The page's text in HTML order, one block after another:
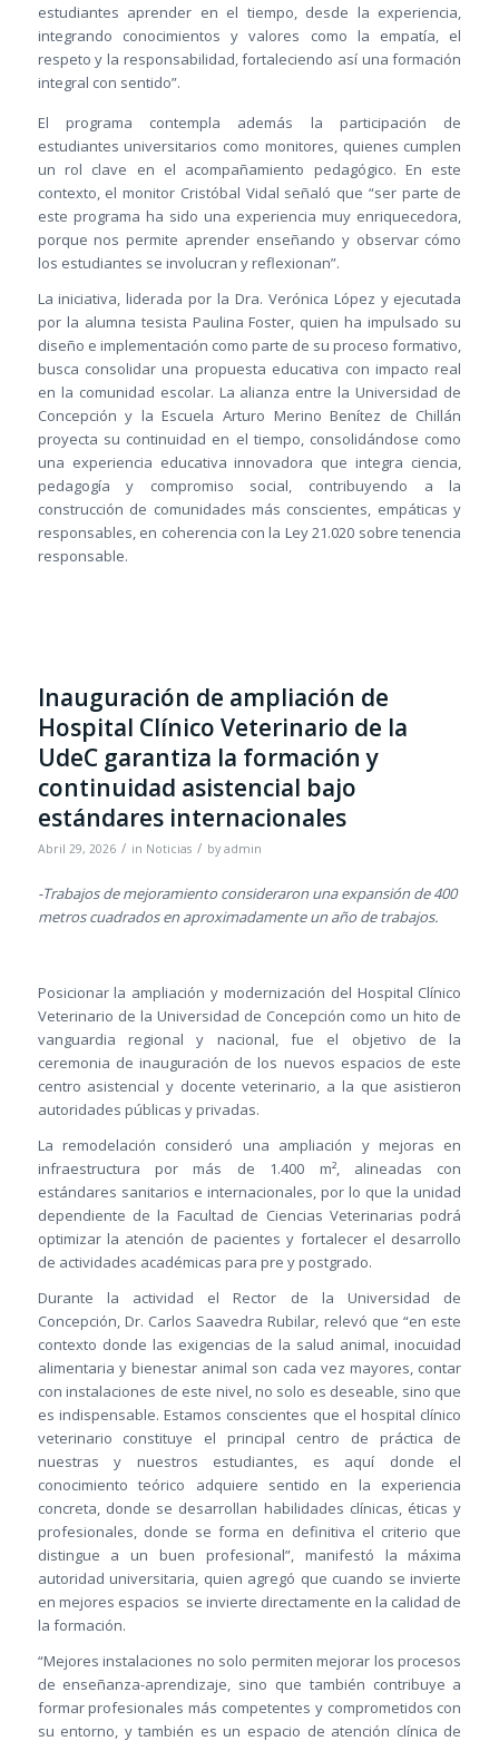
estudiantes aprender en el tiempo, desde la experiencia,
integrando conocimientos y valores como la empatía, el
respeto y la responsabilidad, fortaleciendo así una formación
integral con sentido”.
El programa contempla además la participación de
estudiantes universitarios como monitores, quienes cumplen
un rol clave en el acompañamiento pedagógico. En este
contexto, el monitor Cristóbal Vidal señaló que “ser parte de
este programa ha sido una experiencia muy enriquecedora,
porque nos permite aprender enseñando y observar cómo
los estudiantes se involucran y reflexionan”.
La iniciativa, liderada por la Dra. Verónica López y ejecutada
por la alumna tesista Paulina Foster, quien ha impulsado su
diseño e implementación como parte de su proceso formativo,
busca consolidar una propuesta educativa con impacto real
en la comunidad escolar. La alianza entre la Universidad de
Concepción y la Escuela Arturo Merino Benítez de Chillán
proyecta su continuidad en el tiempo, consolidándose como
una experiencia educativa innovadora que integra ciencia,
pedagogía y compromiso social, contribuyendo a la
construcción de comunidades más conscientes, empáticas y
responsables, en coherencia con la Ley 21.020 sobre tenencia
responsable.
Inauguración de ampliación de
Hospital Clínico Veterinario de la
UdeC garantiza la formación y
continuidad asistencial bajo
estándares internacionales
Abril 29, 2026 / in Noticias / by admin
-Trabajos de mejoramiento consideraron una expansión de 400
metros cuadrados en aproximadamente un año de trabajos.
Posicionar la ampliación y modernización del Hospital Clínico
Veterinario de la Universidad de Concepción como un hito de
vanguardia regional y nacional, fue el objetivo de la
ceremonia de inauguración de los nuevos espacios de este
centro asistencial y docente veterinario, a la que asistieron
autoridades públicas y privadas.
La remodelación consideró una ampliación y mejoras en
infraestructura por más de 1.400 m², alineadas con
estándares sanitarios e internacionales, por lo que la unidad
dependiente de la Facultad de Ciencias Veterinarias podrá
optimizar la atención de pacientes y fortalecer el desarrollo
de actividades académicas para pre y postgrado.
Durante la actividad el Rector de la Universidad de
Concepción, Dr. Carlos Saavedra Rubilar, relevó que “en este
contexto donde las exigencias de la salud animal, inocuidad
alimentaria y bienestar animal son cada vez mayores, contar
con instalaciones de este nivel, no solo es deseable, sino que
es indispensable. Estamos conscientes que el hospital clínico
veterinario constituye el principal centro de práctica de
nuestras y nuestros estudiantes, es aquí donde el
conocimiento teórico adquiere sentido en la experiencia
concreta, donde se desarrollan habilidades clínicas, éticas y
profesionales, donde se forma en definitiva el criterio que
distingue a un buen profesional”, manifestó la máxima
autoridad universitaria, quien agregó que cuando se invierte
en mejores espacios se invierte directamente en la calidad de
la formación.
“Mejores instalaciones no solo permiten mejorar los procesos
de enseñanza-aprendizaje, sino que también contribuye a
formar profesionales más competentes y comprometidos con
su entorno, y también es un espacio de atención clínica de